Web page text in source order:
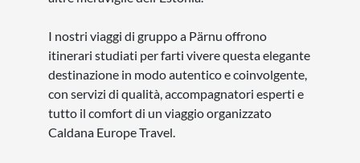
I nostri viaggi di gruppo a Pärnu offrono
itinerari studiati per farti vivere questa elegante
destinazione in modo autentico e coinvolgente,
con servizi di qualità, accompagnatori esperti e
tutto il comfort di un viaggio organizzato
Caldana Europe Travel.